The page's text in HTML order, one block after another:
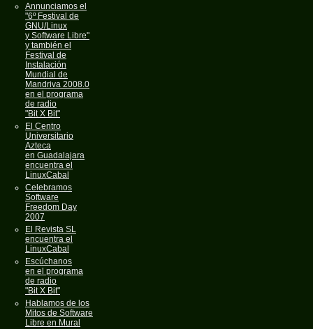
Annunciamos el
"6º Festival de
GNU/Linux
y Software Libre"
y también el
Festival de
Instalación
Mundial de
Mandriva 2008.0
en el programa
de radio
"Bit X Bit"
El Centro
Universitario
Azteca
en Guadalajara
encuentra el
LinuxCabal
Celebramos
Software
Freedom Day
2007
El Revista SL
encuentra el
LinuxCabal
Escúchanos
en el programa
de radio
"Bit X Bit"
Hablamos de los
Mitos de Software
Libre en Mural